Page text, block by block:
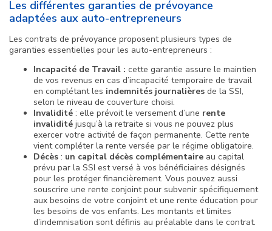
Les différentes garanties de prévoyance
adaptées aux auto-entrepreneurs
Les contrats de prévoyance proposent plusieurs types de
garanties essentielles pour les auto-entrepreneurs :
Incapacité de Travail : cette garantie assure le maintien
de vos revenus en cas d’incapacité temporaire de travail
en complétant les indemnités journalières de la SSI,
selon le niveau de couverture choisi.
Invalidité : elle prévoit le versement d’une rente
invalidité jusqu’à la retraite si vous ne pouvez plus
exercer votre activité de façon permanente. Cette rente
vient compléter la rente versée par le régime obligatoire.
Décès : un capital décès complémentaire au capital
prévu par la SSI est versé à vos bénéficiaires désignés
pour les protéger financièrement. Vous pouvez aussi
souscrire une rente conjoint pour subvenir spécifiquement
aux besoins de votre conjoint et une rente éducation pour
les besoins de vos enfants. Les montants et limites
d’indemnisation sont définis au préalable dans le contrat.